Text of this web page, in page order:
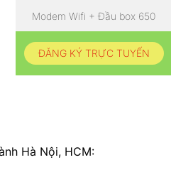
Modem Wifi + Đầu box 650
ĐĂNG KÝ TRỰC TUYẾN
Hà Nội, HCM: